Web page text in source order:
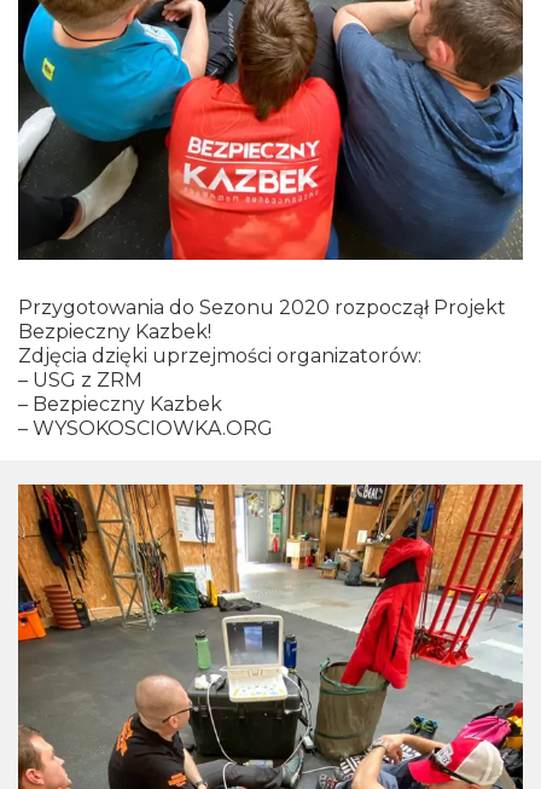
Przygotowania do Sezonu 2020 rozpoczął Projekt
Bezpieczny Kazbek!
Zdjęcia dzięki uprzejmości organizatorów:
– USG z ZRM
– Bezpieczny Kazbek
– WYSOKOSCIOWKA.ORG